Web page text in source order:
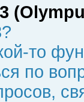
то
по